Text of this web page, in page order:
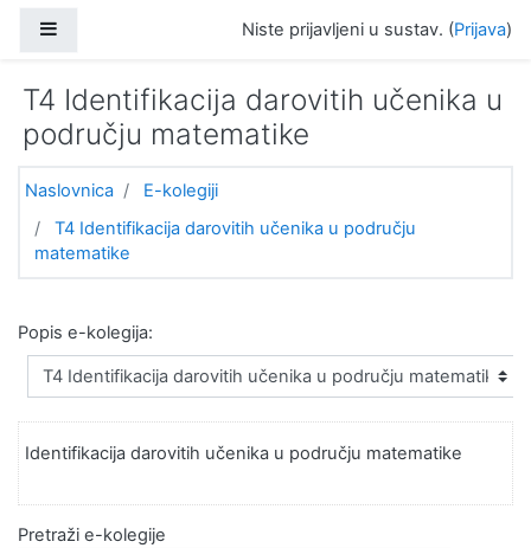
Niste prijavljeni u sustav. (Prijava)
T4 Identifikacija darovitih učenika u
području matematike
Naslovnica
E-kolegiji
T4 Identifikacija darovitih učenika u području
matematike
Popis e-kolegija:
Identifikacija darovitih učenika u području matematike
Pretraži e-kolegije